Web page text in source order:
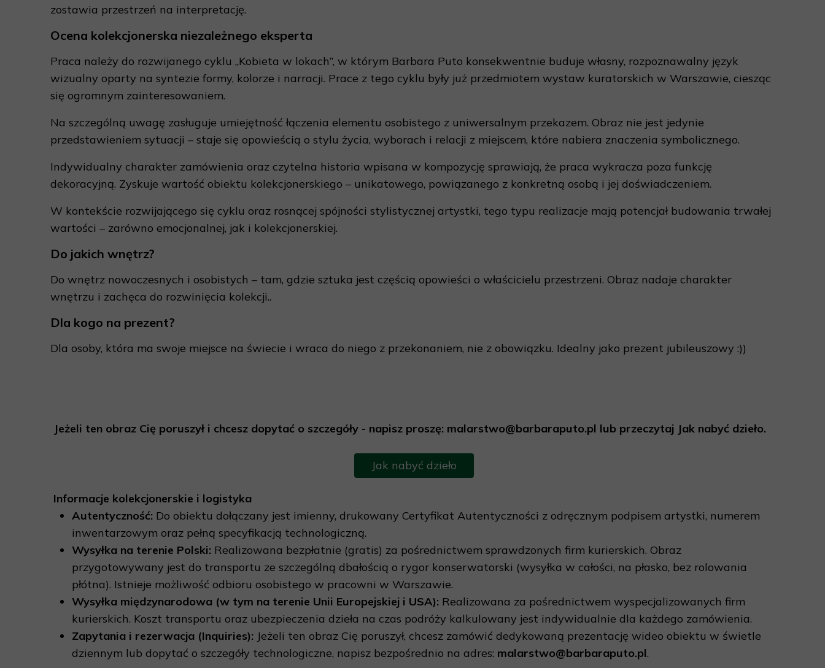
Jak nabyć dzieło
Informacje kolekcjonerskie i logistyka
Autentyczność: Do obiektu dołączany jest imienny, drukowany Certyfikat Autentyczności z odręcznym podpisem artystki, numerem
inwentarzowym oraz pełną specyfikacją technologiczną.
Wysyłka na terenie Polski: Realizowana bezpłatnie (gratis) za pośrednictwem sprawdzonych firm kurierskich. Obraz
przygotowywany jest do transportu ze szczególną dbałością o rygor konserwatorski (wysyłka w całości, na płasko, bez rolowania
płótna). Istnieje możliwość odbioru osobistego w pracowni w Warszawie.
Wysyłka międzynarodowa (w tym na terenie Unii Europejskiej i USA): Realizowana za pośrednictwem wyspecjalizowanych firm
kurierskich. Koszt transportu oraz ubezpieczenia dzieła na czas podróży kalkulowany jest indywidualnie dla każdego zamówienia.
Zapytania i rezerwacja (Inquiries): Jeżeli ten obraz Cię poruszył, chcesz zamówić dedykowaną prezentację wideo obiektu w świetle
dziennym lub dopytać o szczegóły technologiczne, napisz bezpośrednio na adres: malarstwo@barbaraputo.pl.
Jeżeli ten obraz Cię poruszył i chcesz dopytać o szczegóły - napisz proszę: malarstwo@barbaraputo.pl lub przeczytaj Jak nabyć dzieło.
zostawia przestrzeń na interpretację.
Ocena kolekcjonerska niezależnego eksperta
Praca należy do rozwijanego cyklu „Kobieta w lokach”, w którym Barbara Puto konsekwentnie buduje własny, rozpoznawalny język
wizualny oparty na syntezie formy, kolorze i narracji. Prace z tego cyklu były już przedmiotem wystaw kuratorskich w Warszawie, ciesząc
się ogromnym zainteresowaniem.
Na szczególną uwagę zasługuje umiejętność łączenia elementu osobistego z uniwersalnym przekazem. Obraz nie jest jedynie
przedstawieniem sytuacji – staje się opowieścią o stylu życia, wyborach i relacji z miejscem, które nabiera znaczenia symbolicznego.
Indywidualny charakter zamówienia oraz czytelna historia wpisana w kompozycję sprawiają, że praca wykracza poza funkcję
dekoracyjną. Zyskuje wartość obiektu kolekcjonerskiego – unikatowego, powiązanego z konkretną osobą i jej doświadczeniem.
W kontekście rozwijającego się cyklu oraz rosnącej spójności stylistycznej artystki, tego typu realizacje mają potencjał budowania trwałej
wartości – zarówno emocjonalnej, jak i kolekcjonerskiej.
Do jakich wnętrz?
Do wnętrz nowoczesnych i osobistych – tam, gdzie sztuka jest częścią opowieści o właścicielu przestrzeni. Obraz nadaje charakter
wnętrzu i zachęca do rozwinięcia kolekcji..
Dla kogo na prezent?
Dla osoby, która ma swoje miejsce na świecie i wraca do niego z przekonaniem, nie z obowiązku. Idealny jako prezent jubileuszowy :))